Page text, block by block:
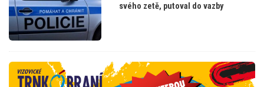
svého zetě, putoval do vazby